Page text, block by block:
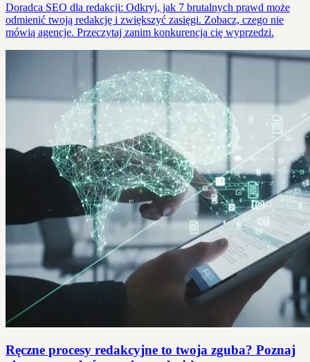
Doradca SEO dla redakcji: Odkryj, jak 7 brutalnych prawd może
odmienić twoją redakcję i zwiększyć zasięgi. Zobacz, czego nie
mówią agencje. Przeczytaj zanim konkurencja cię wyprzedzi.
Ręczne procesy redakcyjne to twoja zguba? Poznaj